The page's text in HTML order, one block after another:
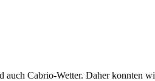
Cabrio-Wetter. Daher konnten